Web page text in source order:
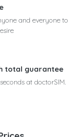
and everyone to
total guarantee
at doctorSIM.